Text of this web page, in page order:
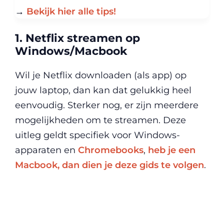
→ Bekijk hier alle tips!
1. Netflix streamen op
Windows/Macbook
Wil je Netflix downloaden (als app) op
jouw laptop, dan kan dat gelukkig heel
eenvoudig. Sterker nog, er zijn meerdere
mogelijkheden om te streamen. Deze
uitleg geldt specifiek voor Windows-
apparaten en Chromebooks, heb je een
Macbook, dan dien je deze gids te volgen.